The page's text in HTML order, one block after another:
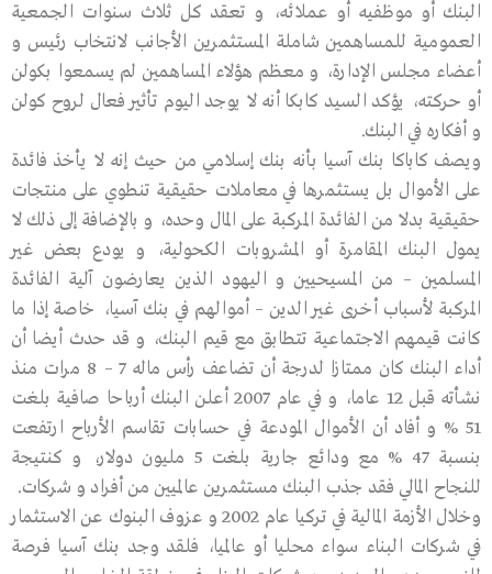
البنك أو موظفيه أو عملائه، و تعقد كل ثلاث سنوات الجمعية
العمومية للمساهمين شاملة المستثمرين الأجانب لانتخاب رئيس و
أعضاء مجلس الإدارة، و معظم هؤلاء المساهمين لم يسمعوا بكولن
أو حركته، يؤكد السيد كابكا أنه لا يوجد اليوم تأثير فعال لروح كولن
و أفكاره في البنك.
ويصف كاباكا بنك آسيا بأنه بنك إسلامي من حيث إنه لا يأخذ فائدة
على الأموال بل يستثمرها في معاملات حقيقية تنطوي على منتجات
حقيقية بدلا من الفائدة المركبة على المال وحده، و بالإضافة إلى ذلك لا
يمول البنك المقامرة أو المشروبات الكحولية، و يودع بعض غير
المسلمين – من المسيحيين و اليهود الذين يعارضون آلية الفائدة
المركبة لأسباب أخرى غير الدين – أموالهم في بنك آسيا، خاصة إذا ما
كانت قيمهم الاجتماعية تتطابق مع قيم البنك، و قد حدث أيضا أن
أداء البنك كان ممتازا لدرجة أن تضاعف رأس ماله 7 – 8 مرات منذ
نشأته قبل 12 عاما، و في عام 2007 أعلن البنك أرباحا صافية بلغت
51 % و أفاد أن الأموال المودعة في حسابات تقاسم الأرباح ارتفعت
بنسبة 47 % مع ودائع جارية بلغت 5 مليون دولار، و كنتيجة
للنجاح المالي فقد جذب البنك مستثمرين عالميين من أفراد و شركات.
وخلال الأزمة المالية في تركيا عام 2002 و عزوف البنوك عن الاستثمار
في شركات البناء سواء محليا أو عالميا، فلقد وجد بنك آسيا فرصة